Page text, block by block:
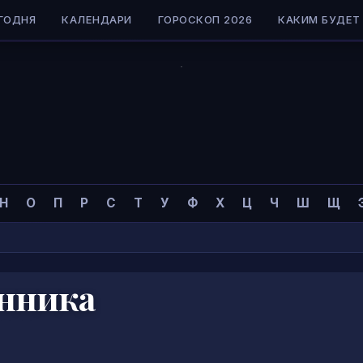
КАЛЕНДАРИ ГОРОСКОП 2026 КАКИМ БУДЕТ
Н О П Р С Т У Ф Х Ц Ч Ш Щ